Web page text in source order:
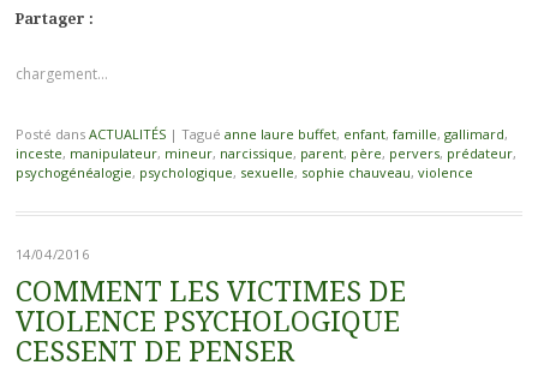
Partager :
chargement…
Posté dans ACTUALITÉS | Tagué anne laure buffet, enfant, famille, gallimard,
inceste, manipulateur, mineur, narcissique, parent, père, pervers, prédateur,
psychogénéalogie, psychologique, sexuelle, sophie chauveau, violence
14/04/2016
COMMENT LES VICTIMES DE
VIOLENCE PSYCHOLOGIQUE
CESSENT DE PENSER